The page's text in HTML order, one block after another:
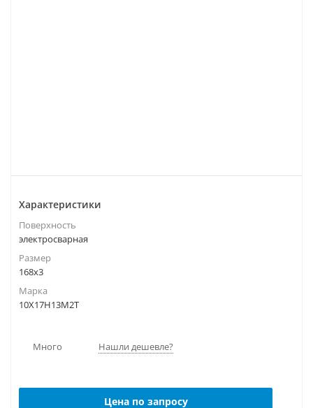
Характеристики
Поверхность
электросварная
Размер
168х3
Марка
10Х17Н13М2Т
Много Нашли дешевле?
Цена по запросу